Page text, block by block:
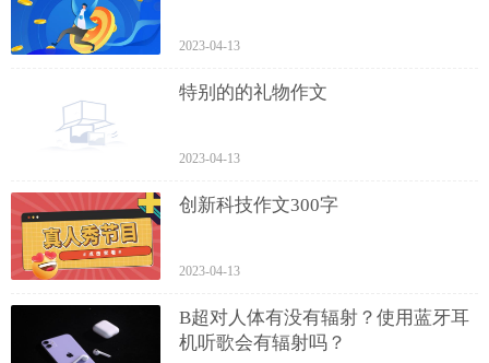
2023-04-13
特别的的礼物作文
2023-04-13
创新科技作文300字
2023-04-13
B超对人体有没有辐射？使用蓝牙耳
机听歌会有辐射吗？